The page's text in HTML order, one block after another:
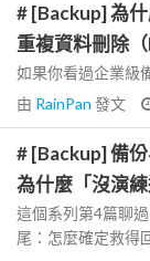
# [Backup] 為
重複資料刪除
如果你看過企業級
由 RainPan 發文
# [Backup] 備
為什麼「沒演
這個系列第4篇聊
尾：怎麼確定救得